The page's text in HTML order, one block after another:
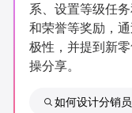
新零售私享会
AllValue
增长产品指南
系、设置等级任
和荣誉等奖励，
极性，并提到新
操分享。
如何设计分销